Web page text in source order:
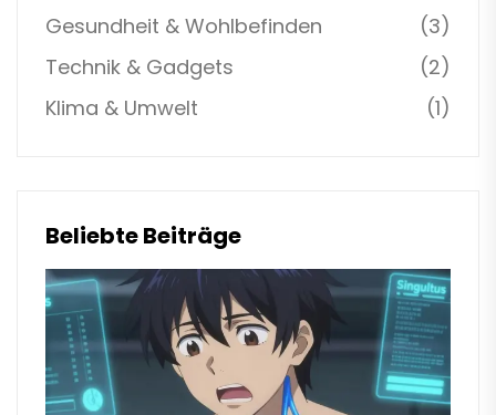
Gesundheit & Wohlbefinden
(3)
Technik & Gadgets
(2)
Klima & Umwelt
(1)
Beliebte Beiträge